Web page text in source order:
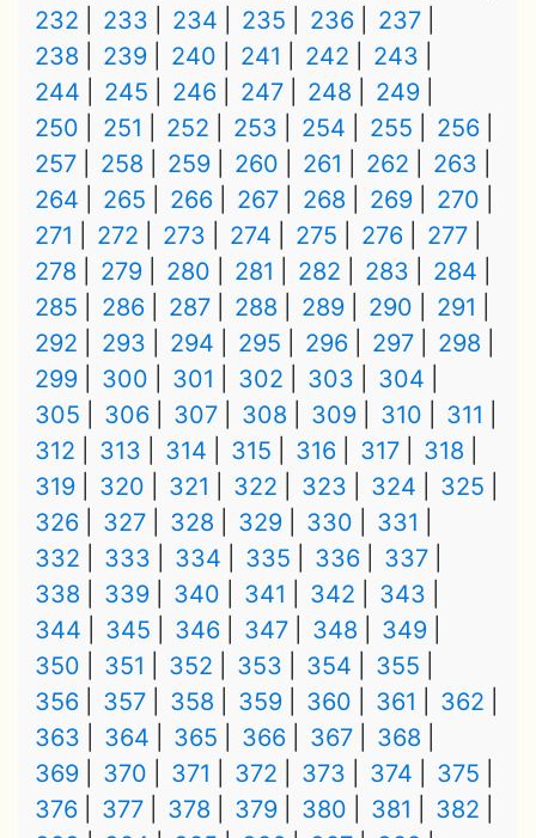
232
233 234 235 236
237
238
239 240 241 242
243
244
245 246 247 248
249
250
251 252 253 254 255
256
257
258 259 260 261 262
263
264
265 266 267 268 269
270
271
272 273 274 275 276
277
278
279 280 281 282 283
284
285
286 287 288 289 290
291
292
293 294 295 296 297
298
299
300 301 302 303
304
305
306 307 308 309 310
311
312
313 314 315 316 317
318
319
320 321 322 323 324
325
326
327 328 329 330
331
332
333 334 335 336
337
338
339 340 341 342
343
344
345 346 347 348
349
350
351 352 353 354
355
356
357 358 359 360 361
362
363
364 365 366 367
368
369
370 371 372 373 374
375
376
377 378 379 380 381
382